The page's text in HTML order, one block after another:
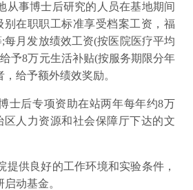
从事博士后研究的人员在基地期间
别在职职工标准享受档案工资，福
每月发放绩效工资(按医院医疗平均
予8万元生活补贴(按服务期限分年
给予额外绩效奖励。
士后专项资助在站两年每年约8万
区人力资源和社会保障厅下达的文
提供良好的工作环境和实验条件，
动基金。